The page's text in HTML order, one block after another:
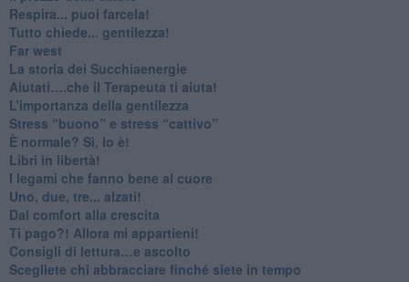
​Respira... puoi farcela!
​Tutto chiede... gentilezza!
​Far west
​La storia dei Succhiaenergie
​Aiutati….che il Terapeuta ti aiuta!
​L’importanza della gentilezza
​Stress “buono” e stress “cattivo”
​È normale? Sì, lo è!
​Libri in libertà!
​I legami che fanno bene al cuore
Uno, due, tre... alzati!​
​Dal comfort alla crescita
​Ti pago?! Allora mi appartieni!​
​Consigli di lettura…e ascolto
​Scegliete chi abbracciare finché siete in tempo